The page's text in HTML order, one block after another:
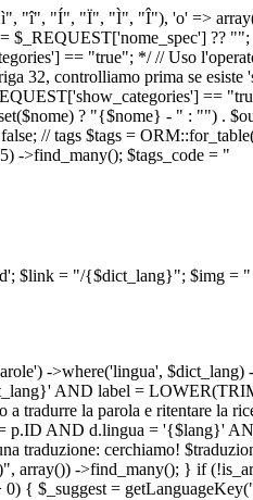
"î", "Í", "Ï", "Ì", "Î"), 'o' =>
$_REQUEST['nome_spec'] ??
== "true"; */ // Uso
controlliamo prima se esiste
==
? "{$nome} - " : "") .
// tags $tags =
->find_many(); $tags_code = "
$link = "/{$dict_lang}"; $img = "
->where('lingua',
AND label =
tradurre la parola e ritentare la
p.ID AND d.lingua = '{$lang}'
traduzione: cerchiamo!
->find_many(); } if
{ $_suggest =